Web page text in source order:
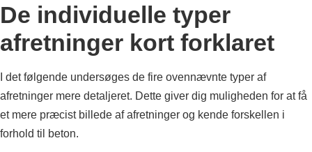
De individuelle typer
afretninger kort forklaret
I det følgende undersøges de fire ovennævnte typer af
afretninger mere detaljeret. Dette giver dig muligheden for at få
et mere præcist billede af afretninger og kende forskellen i
forhold til beton.